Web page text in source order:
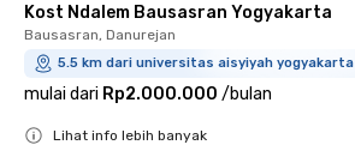
Kost Ndalem Bausasran Yogyakarta
Bausasran, Danurejan
5.5 km dari universitas aisyiyah yogyakarta
mulai dari Rp2.000.000 /bulan
Lihat info lebih banyak